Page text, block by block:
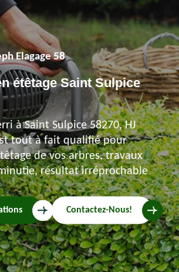
Elagage 58
étêtage Saint Sulpice
à Saint Sulpice 58270, HJ
tout à fait qualifié pour
de vos arbres, travaux
résultat irréprochable
Contactez-Nous!